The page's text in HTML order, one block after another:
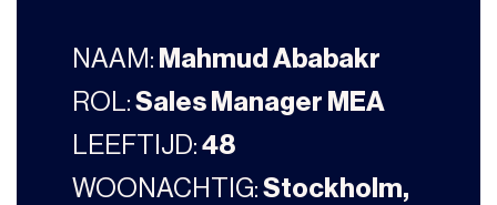
NAAM: Mahmud Ababakr
ROL: Sales Manager MEA
LEEFTIJD: 48
WOONACHTIG: Stockholm,